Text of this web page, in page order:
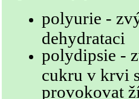
polyurie -
dehydrataci
polydipsie -
cukru v krvi
provokovat